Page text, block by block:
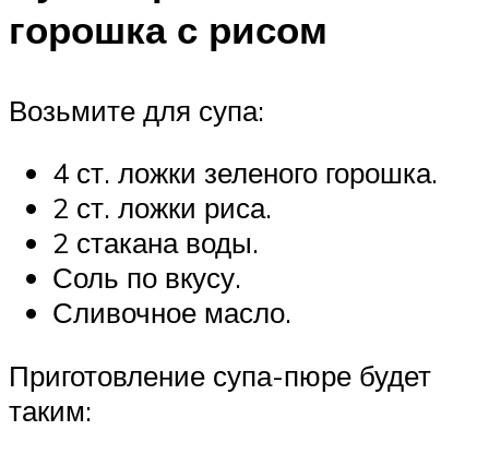
горошка с рисом
Возьмите для супа:
4 ст. ложки зеленого горошка.
2 ст. ложки риса.
2 стакана воды.
Соль по вкусу.
Сливочное масло.
Приготовление супа-пюре будет
таким: